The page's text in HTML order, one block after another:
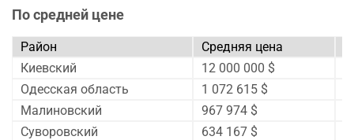
По средней цене
Район Средняя цена
Киевский
12 000 000 $
Одесская область
1 072 615 $
Малиновский
967 974 $
Суворовский
634 167 $